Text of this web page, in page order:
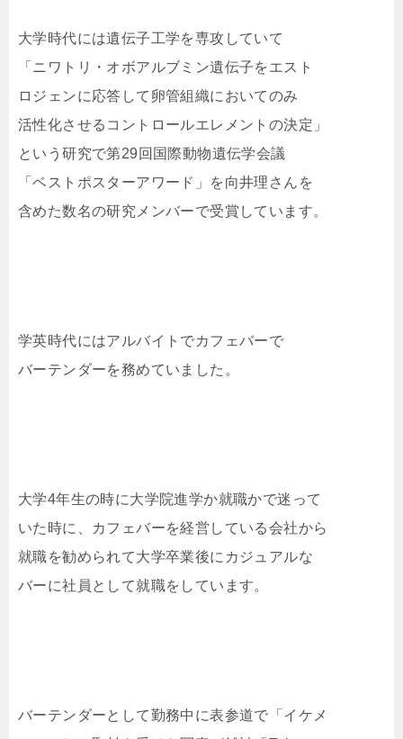
大学時代には遺伝子工学を専攻していて
「ニワトリ・オボアルブミン遺伝子をエスト
ロジェンに応答して卵管組織においてのみ
活性化させるコントロールエレメントの決定」
という研究で第29回国際動物遺伝学会議
「ベストポスターアワード」を向井理さんを
含めた数名の研究メンバーで受賞しています。
学英時代にはアルバイトでカフェバーで
バーテンダーを務めていました。
大学4年生の時に大学院進学か就職かで迷って
いた時に、カフェバーを経営している会社から
就職を勧められて大学卒業後にカジュアルな
バーに社員として就職をしています。
バーテンダーとして勤務中に表参道で「イケメ